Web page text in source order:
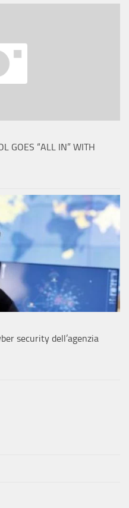
GOES “ALL IN” WITH
security dell’agenzia